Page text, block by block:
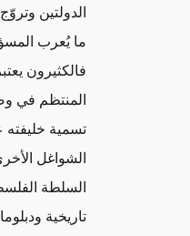
الدولتين
ما يُعرب
فالكثيرون
المنتظم في
تسمية
الشواغل
السلطة
تاريخية